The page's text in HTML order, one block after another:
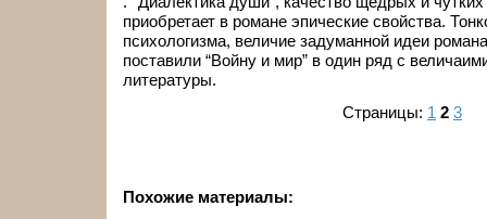
приобретает в романе эпические свойства.
психологизма, величие задуманной идеи
поставили “Войну и мир” в один ряд с
литературы.
Страницы: 1 2 3
Похожие материалы: